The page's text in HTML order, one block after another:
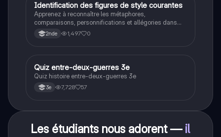
historique.
IFrançais
Identification des figures de style courantes
Apprenez à reconnaître les métaphores,
comparaisons, personnifications et allégories dans
des phrases simples.
2nde 1,497 0
QHistoire
Quiz entre-deux-guerres 3e
Quiz histoire entre-deux-guerres 3e
3e 7,728 57
Les étudiants nous adorent — il